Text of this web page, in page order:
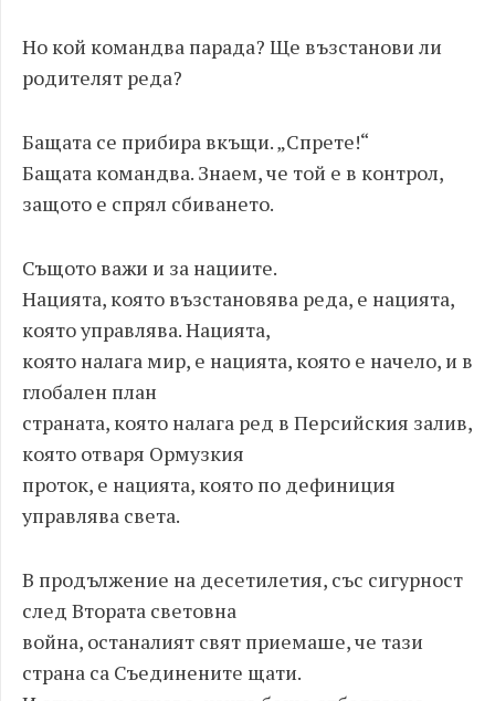
Но кой командва парада? Ще възстанови ли
родителят реда?
Бащата се прибира вкъщи. „Спрете!“
Бащата командва. Знаем, че той е в контрол,
защото е спрял сбиването.
Същото важи и за нациите.
Нацията, която възстановява реда, е нацията,
която управлява. Нацията,
която налага мир, е нацията, която е начело, и в
глобален план
страната, която налага ред в Персийския залив,
която отваря Ормузкия
проток, е нацията, която по дефиниция
управлява света.
В продължение на десетилетия, със сигурност
след Втората световна
война, останалият свят приемаше, че тази
страна са Съединените щати.